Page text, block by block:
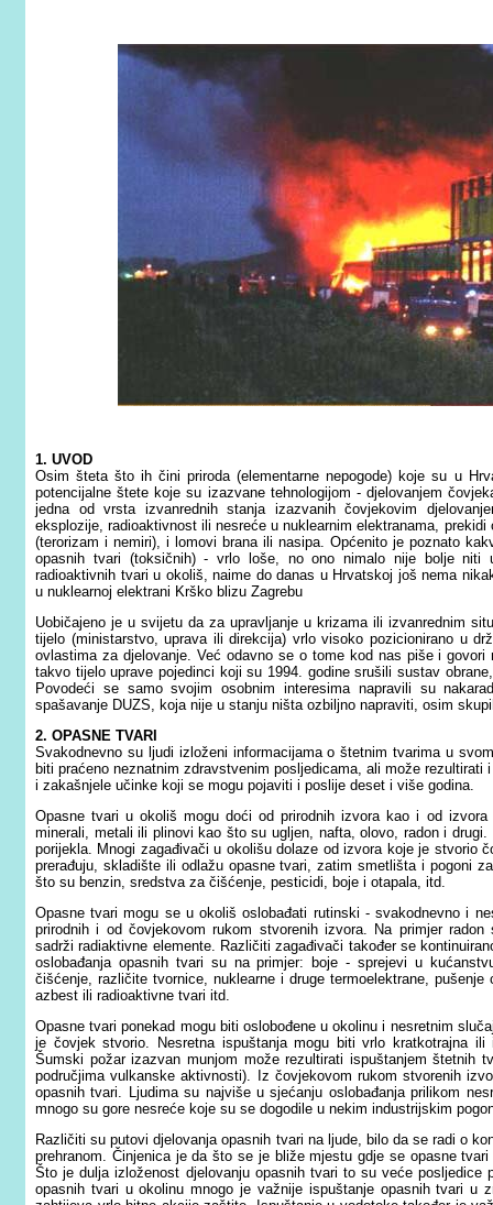
1. UVOD
Osim šteta što ih čini priroda (elementarne nepogode) koje su u
potencijalne štete koje su izazvane tehnologijom - djelovanjem
jedna od vrsta izvanrednih stanja izazvanih čovjekovim
eksplozije, radioaktivnost ili nesreće u nuklearnim elektranama,
(terorizam i nemiri), i lomovi brana ili nasipa. Općenito je poznato
opasnih tvari (toksičnih) - vrlo loše, no ono nimalo nije bolje niti
radioaktivnih tvari u okoliš, naime do danas u Hrvatskoj još nema
u nuklearnoj elektrani Krško blizu Zagrebu
Uobičajeno je u svijetu da za upravljanje u krizama ili izvanrednim
tijelo (ministarstvo, uprava ili direkcija) vrlo visoko pozicionirano u
ovlastima za djelovanje. Već odavno se o tome kod nas piše i
takvo tijelo uprave pojedinci koji su 1994. godine srušili sustav
Povodeći se samo svojim osobnim interesima napravili su
spašavanje DUZS, koja nije u stanju ništa ozbiljno napraviti, osim
2. OPASNE TVARI
Svakodnevno su ljudi izloženi informacijama o štetnim tvarima u
biti praćeno neznatnim zdravstvenim posljedicama, ali može
i zakašnjele učinke koji se mogu pojaviti i poslije deset i više godina.
Opasne tvari u okoliš mogu doći od prirodnih izvora kao i od
minerali, metali ili plinovi kao što su ugljen, nafta, olovo, radon i
porijekla. Mnogi zagađivači u okolišu dolaze od izvora koje je stvorio
prerađuju, skladište ili odlažu opasne tvari, zatim smetlišta i pogoni
što su benzin, sredstva za čišćenje, pesticidi, boje i otapala, itd.
Opasne tvari mogu se u okoliš oslobađati rutinski - svakodnevno i
prirodnih i od čovjekovom rukom stvorenih izvora. Na primjer
sadrži radiaktivne elemente. Različiti zagađivači također se
oslobađanja opasnih tvari su na primjer: boje - sprejevi u
čišćenje, različite tvornice, nuklearne i druge termoelektrane,
azbest ili radioaktivne tvari itd.
Opasne tvari ponekad mogu biti oslobođene u okolinu i nesretnim
je čovjek stvorio. Nesretna ispuštanja mogu biti vrlo kratkotrajna
Šumski požar izazvan munjom može rezultirati ispuštanjem štetnih
područjima vulkanske aktivnosti). Iz čovjekovom rukom stvorenih
opasnih tvari. Ljudima su najviše u sjećanju oslobađanja prilikom
mnogo su gore nesreće koje su se dogodile u nekim industrijskim
Različiti su putovi djelovanja opasnih tvari na ljude, bilo da se radi o
prehranom. Činjenica je da što se je bliže mjestu gdje se opasne
Što je dulja izloženost djelovanju opasnih tvari to su veće posljedice
opasnih tvari u okolinu mnogo je važnije ispuštanje opasnih tvari